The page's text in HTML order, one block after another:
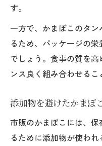
す。
一方で、かまぼこのタ
るため、パッケージの
でしょう。食事の質を
ンス良く組み合わせるこ
添加物を避けたかまぼ
市販のかまぼこには、
るために添加物が使わ